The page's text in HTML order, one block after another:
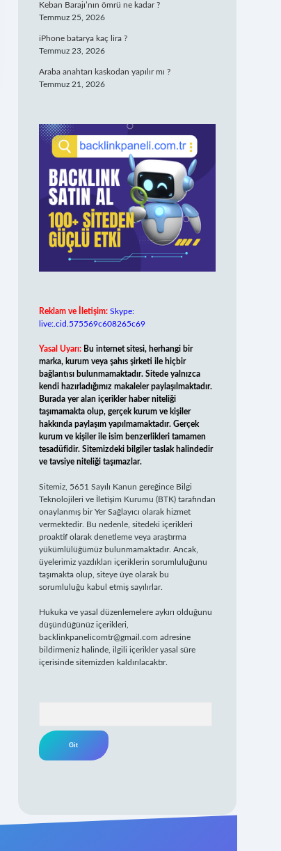
Keban Barajı’nın ömrü ne kadar ?
Temmuz 25, 2026
iPhone batarya kaç lira ?
Temmuz 23, 2026
Araba anahtarı kaskodan yapılır mı ?
Temmuz 21, 2026
Reklam ve İletişim: Skype:
live:.cid.575569c608265c69
Yasal Uyarı: Bu internet sitesi, herhangi bir
marka, kurum veya şahıs şirketi ile hiçbir
bağlantısı bulunmamaktadır. Sitede yalnızca
kendi hazırladığımız makaleler paylaşılmaktadır.
Burada yer alan içerikler haber niteliği
taşımamakta olup, gerçek kurum ve kişiler
hakkında paylaşım yapılmamaktadır. Gerçek
kurum ve kişiler ile isim benzerlikleri tamamen
tesadüfidir. Sitemizdeki bilgiler taslak halindedir
ve tavsiye niteliği taşımazlar.
Sitemiz, 5651 Sayılı Kanun gereğince Bilgi
Teknolojileri ve İletişim Kurumu (BTK) tarafından
onaylanmış bir Yer Sağlayıcı olarak hizmet
vermektedir. Bu nedenle, sitedeki içerikleri
proaktif olarak denetleme veya araştırma
yükümlülüğümüz bulunmamaktadır. Ancak,
üyelerimiz yazdıkları içeriklerin sorumluluğunu
taşımakta olup, siteye üye olarak bu
sorumluluğu kabul etmiş sayılırlar.
Hukuka ve yasal düzenlemelere aykırı olduğunu
düşündüğünüz içerikleri,
backlinkpanelicomtr@gmail.com adresine
bildirmeniz halinde, ilgili içerikler yasal süre
içerisinde sitemizden kaldırılacaktır.